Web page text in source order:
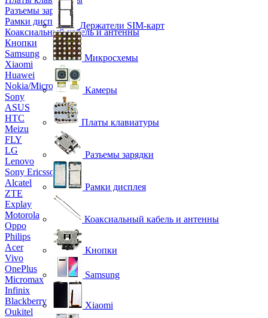
Разъемы зарядки
Рамки дисплея
Коаксиальный кабель и антенны
Кнопки
Samsung
Xiaomi
Huawei
Nokia/Microsoft
Sony
ASUS
HTC
Meizu
FLY
LG
Lenovo
Sony Ericsson
Alcatel
ZTE
Explay
Motorola
Oppo
Philips
Acer
Vivo
OnePlus
Micromax
Infinix
Blackberry
Oukitel
Держатели SIM-карт
Микросхемы
Камеры
Платы клавиатуры
Разъемы зарядки
Рамки дисплея
Коаксиальный кабель и антенны
Кнопки
Samsung
Xiaomi